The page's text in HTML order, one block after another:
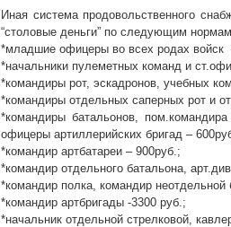
Иная система продовольственного
“столовые деньги” по следующим
*младшие офицеры во всех родах войск
*начальники пулеметных команд и
*командиры рот, эскадронов, учебных
*командиры отдельных саперных рот и
*командиры батальонов,
офицеры артиллерийских бригад –
*командир артбатареи – 900руб.;
*командир отдельного батальона,
*командир полка, командир неотдельной
*командир артбригады -3300 руб.;
*начальник отдельной стрелковой,